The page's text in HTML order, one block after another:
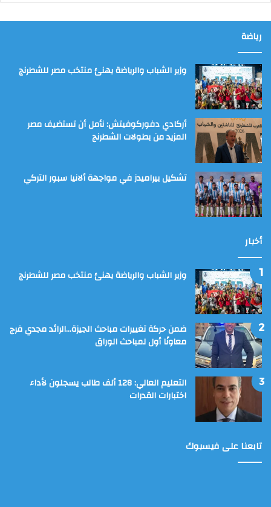
رياضة
وزير الشباب والرياضة يهنئ منتخب مصر للشطرنج
أركادي دفوركوفيتش: نأمل أن تستضيف مصر
المزيد من بطولات الشطرنج
تشكيل بيراميدز في مواجهة ألانيا سبور التركي
أخبار
وزير الشباب والرياضة يهنئ منتخب مصر للشطرنج
ضمن حركة تغييرات مباحث الجيزة…الرائد مجدي فرج
معاونًا أول لمباحث الوراق
التعليم العالي: 128 ألف طالب يسجلون لأداء
اختبارات القدرات
تابعنا على فيسبوك